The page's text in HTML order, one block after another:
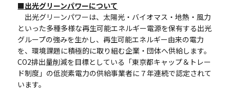
■出光グリーンパワーについて
出光グリーンパワーは、太陽光・バイオマス・地熱・風力
といった多種多様な再生可能エネルギー電源を保有する出光
グループの強みを生かし、再生可能エネルギー由来の電力
を、環境課題に積極的に取り組む企業・団体へ供給します。
CO2排出量削減を目標としている「東京都キャップ＆トレー
ド制度」の低炭素電力の供給事業者に７年連続で認定されて
います。